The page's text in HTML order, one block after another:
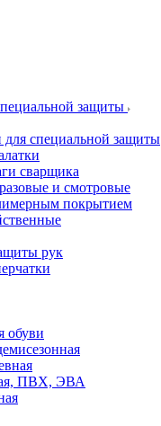
защиты
для специальной защиты
сварщика
и смотровые
покрытием
рук
обуви
ПВХ, ЭВА